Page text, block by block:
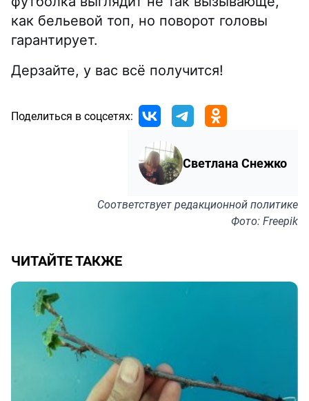
как бельевой топ, но поворот головы
гарантирует.
Дерзайте, у вас всё получится!
Поделиться в соцсетях:
Светлана Снежко
Соответствуетредакционной политике
Фото: Freepik
ЧИТАЙТЕ ТАКЖЕ